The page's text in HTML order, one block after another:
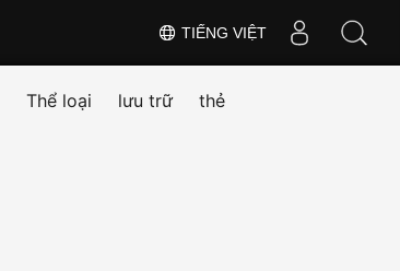
TIẾNG VIỆT
Thể loại lưu trữ thẻ